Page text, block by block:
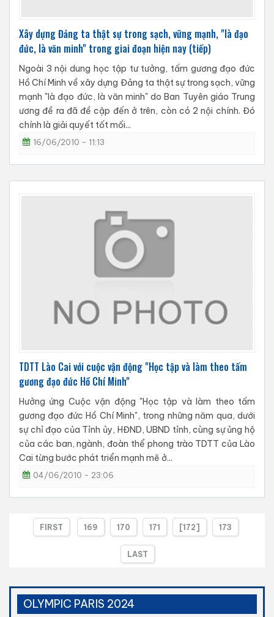
Xây dựng Đảng ta thật sự trong sạch, vững mạnh, "là đạo
đức, là văn minh" trong giai đoạn hiện nay (tiếp)
Ngoài 3 nội dung học tập tư tưởng, tấm gương đạo đức
Hồ Chí Minh về xây dựng Đảng ta thật sự trong sạch, vững
mạnh "là đạo đức, là văn minh" do Ban Tuyên giáo Trung
ương đề ra đã đề cập đến ở trên, còn có 2 nội chính. Đó
chính là giải quyết tốt mối...
16/06/2010 - 11:13
TDTT Lào Cai với cuộc vận động "Học tập và làm theo tấm
gương đạo đức Hồ Chí Minh"
Hưởng ứng Cuộc vận động "Học tập và làm theo tấm
gương đạo đức Hồ Chí Minh", trong những năm qua, dưới
sự chỉ đạo của Tỉnh ủy, HĐND, UBND tỉnh, cùng sự ủng hộ
của các ban, ngành, đoàn thể phong trào TDTT của Lào
Cai từng bước phát triển mạnh mẽ ở...
04/06/2010 - 23:06
FIRST 169 170 171 [172] 173
LAST
OLYMPIC PARIS 2024